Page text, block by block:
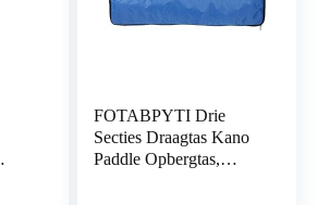
FOTABPYTI Drie
Secties Draagtas Kano
Paddle Opbergtas,